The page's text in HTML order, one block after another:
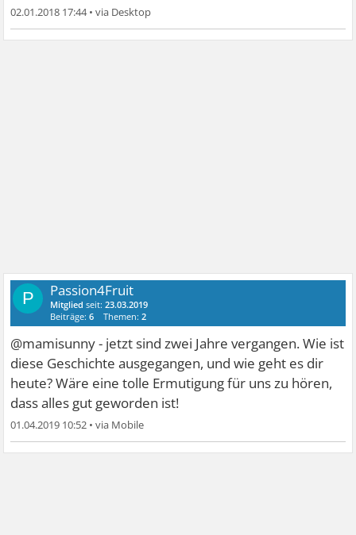
02.01.2018 17:44•
P Passion4Fruit
Mitglied seit:23.03.2019
Beiträge:6 Themen:2
@mamisunny - jetzt sind zwei Jahre vergangen. Wie ist
diese Geschichte ausgegangen, und wie geht es dir
heute? Wäre eine tolle Ermutigung für uns zu hören,
dass alles gut geworden ist!
01.04.2019 10:52 •